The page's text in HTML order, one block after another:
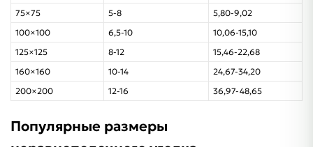
75×75
5-8
5,80-9,02
100×100
6,5-10
10,06-15,10
125×125
8-12
15,46-22,68
160×160
10-14
24,67-34,20
200×200
12-16 36,97-48,65
Популярные размеры